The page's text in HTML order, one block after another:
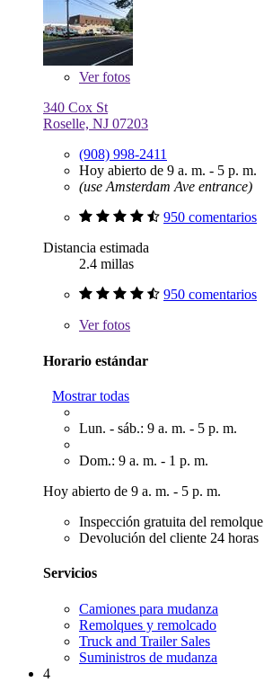
Verfotos
340 Cox St
Roselle, NJ 07203
(908) 998-2411
Hoy abierto de 9 a. m. - 5 p. m.
(use Amsterdam Ave entrance)
950 comentarios
Distancia estimada
2.4 millas
950 comentarios
Verfotos
Horario estándar
Mostrar todas
Lun. - sáb.: 9 a. m. - 5 p. m.
Dom.: 9 a. m. - 1 p. m.
Hoy abierto de 9 a. m. - 5 p. m.
Inspección gratuita del remolque
Devolución del cliente 24 horas
Servicios
Camiones para mudanza
Remolques y remolcado
Truck and Trailer Sales
Suministros de mudanza
4